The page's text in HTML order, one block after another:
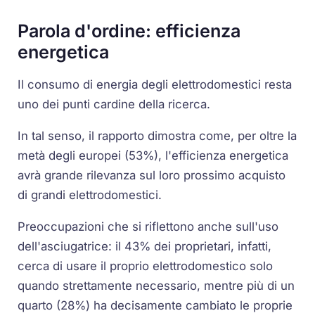
Parola d'ordine: efficienza
energetica
Il consumo di energia degli elettrodomestici resta
uno dei punti cardine della ricerca.
In tal senso, il rapporto dimostra come, per oltre la
metà degli europei (53%), l'efficienza energetica
avrà grande rilevanza sul loro prossimo acquisto
di grandi elettrodomestici.
Preoccupazioni che si riflettono anche sull'uso
dell'asciugatrice: il 43% dei proprietari, infatti,
cerca di usare il proprio elettrodomestico solo
quando strettamente necessario, mentre più di un
quarto (28%) ha decisamente cambiato le proprie